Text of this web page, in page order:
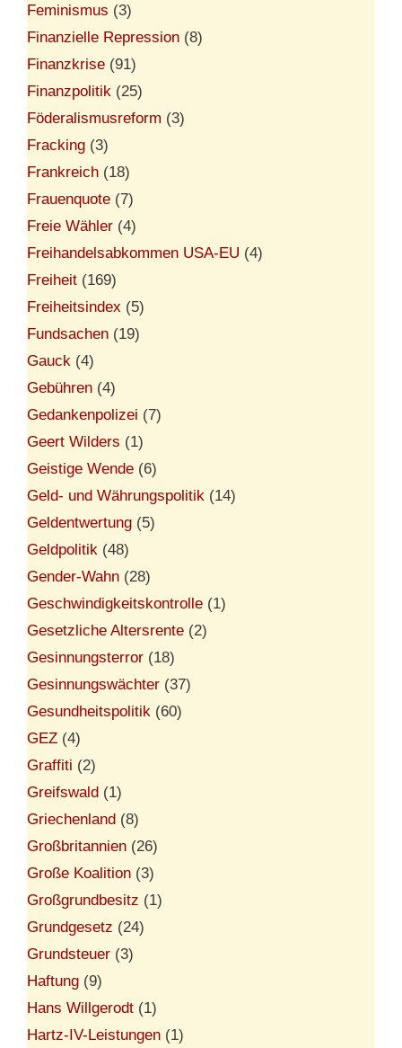
Feminismus (3)
Finanzielle Repression (8)
Finanzkrise (91)
Finanzpolitik (25)
Föderalismusreform (3)
Fracking (3)
Frankreich (18)
Frauenquote (7)
Freie Wähler (4)
Freihandelsabkommen USA-EU (4)
Freiheit (169)
Freiheitsindex (5)
Fundsachen (19)
Gauck (4)
Gebühren (4)
Gedankenpolizei (7)
Geert Wilders (1)
Geistige Wende (6)
Geld- und Währungspolitik (14)
Geldentwertung (5)
Geldpolitik (48)
Gender-Wahn (28)
Geschwindigkeitskontrolle (1)
Gesetzliche Altersrente (2)
Gesinnungsterror (18)
Gesinnungswächter (37)
Gesundheitspolitik (60)
GEZ (4)
Graffiti (2)
Greifswald (1)
Griechenland (8)
Großbritannien (26)
Große Koalition (3)
Großgrundbesitz (1)
Grundgesetz (24)
Grundsteuer (3)
Haftung (9)
Hans Willgerodt (1)
Hartz-IV-Leistungen (1)